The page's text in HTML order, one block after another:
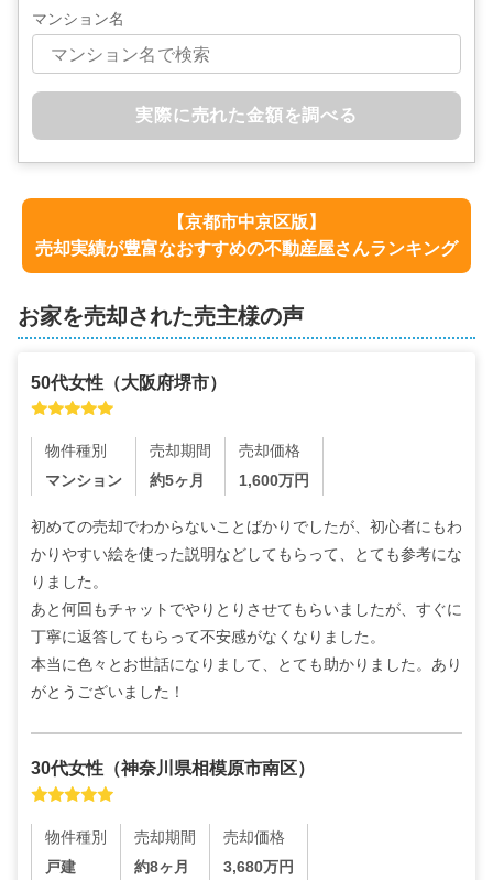
マンション名
実際に売れた金額を調べる
【京都市中京区版】
売却実績が豊富なおすすめの不動産屋さんランキング
お家を売却された売主様の声
50代女性 （大阪府堺市）
物件種別
マンション
売却期間
約5ヶ月
売却価格
1,600万円
初めての売却でわからないことばかりでしたが、初心者にもわ
かりやすい絵を使った説明などしてもらって、とても参考にな
りました。
あと何回もチャットでやりとりさせてもらいましたが、すぐに
丁寧に返答してもらって不安感がなくなりました。
本当に色々とお世話になりまして、とても助かりました。あり
がとうございました！
30代女性 （神奈川県相模原市南区）
物件種別
戸建
売却期間
約8ヶ月
売却価格
3,680万円